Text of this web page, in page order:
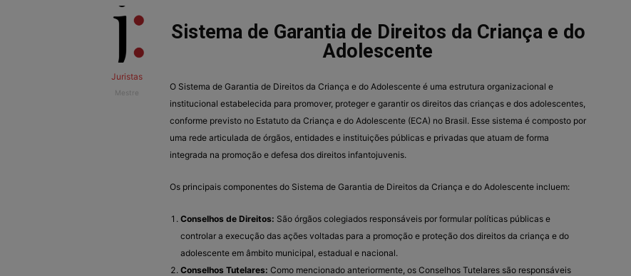
Juristas
Mestre
Sistema de Garantia de Direitos da Criança e do
Adolescente
O Sistema de Garantia de Direitos da Criança e do Adolescente é uma estrutura organizacional e
institucional estabelecida para promover, proteger e garantir os direitos das crianças e dos adolescentes,
conforme previsto no Estatuto da Criança e do Adolescente (ECA) no Brasil. Esse sistema é composto por
uma rede articulada de órgãos, entidades e instituições públicas e privadas que atuam de forma
integrada na promoção e defesa dos direitos infantojuvenis.
Os principais componentes do Sistema de Garantia de Direitos da Criança e do Adolescente incluem:
Conselhos de Direitos: São órgãos colegiados responsáveis por formular políticas públicas e
controlar a execução das ações voltadas para a promoção e proteção dos direitos da criança e do
adolescente em âmbito municipal, estadual e nacional.
Conselhos Tutelares: Como mencionado anteriormente, os Conselhos Tutelares são responsáveis